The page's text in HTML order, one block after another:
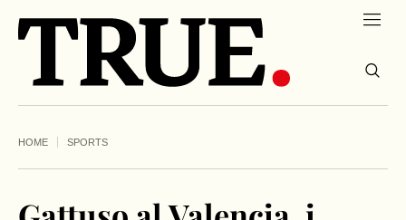
HOME SPORTS